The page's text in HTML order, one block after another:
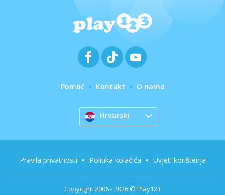
Pomoć Kontakt O nama
Hrvatski
Copyright 2006 - 2026 © Play123
Pravila privatnosti Politika kolačića Uvjeti korištenja